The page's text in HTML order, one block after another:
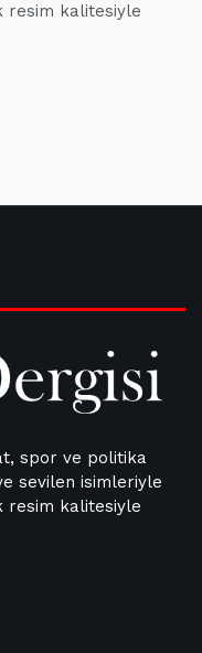
resim kalitesiyle
spor ve politika
sevilen isimleriyle
resim kalitesiyle